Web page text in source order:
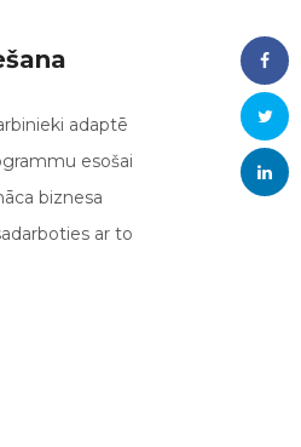
adaptē
esošai
biznesa
ar to